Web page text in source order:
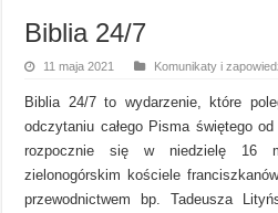
Biblia 24/7
11 maja 2021 Komunikaty i
Biblia 24/7 to wydarzenie, które
odczytaniu całego Pisma świętego
rozpocznie się w niedzielę 16
zielonogórskim kościele
przewodnictwem bp. Tadeusza